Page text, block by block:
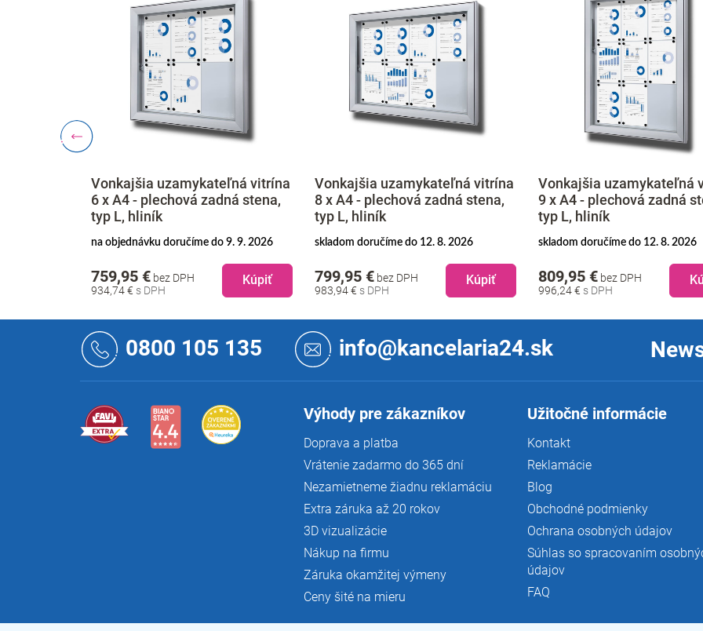
Vonkajšia uzamykateľná vitrína
8 x A4 - plechová zadná stena,
typ L, hliník
skladom doručíme do 12. 8. 2026
983,94 €
799,95 € bez DPH Kúpiť
Vonkajšia uzamykateľná vitrína
9 x A4 - plechová zadná stena,
typ L, hliník
skladom doručíme do 12. 8. 2026
996,24 €
809,95 € bez DPH Kúpiť
Vonkajšia uzamykateľná
12 x A4 - plechová zadná
typ L, hliník
skladom doručíme do 12. 8. 2026
953,19 €
774,95 € bez DPH
0800 105 135 info@kancelaria24.sk
Výhody pre zákazníkov
Doprava a platba
Vrátenie zadarmo do 365 dní
Nezamietneme žiadnu reklamáciu
Extra záruka až 20 rokov
3D vizualizácie
Nákup na firmu
Záruka okamžitej výmeny
Ceny šité na mieru
Užitočné informácie
Kontakt
Reklamácie
Blog
Obchodné podmienky
Ochrana osobných údajov
Súhlas so spracovaním
údajov
FAQ